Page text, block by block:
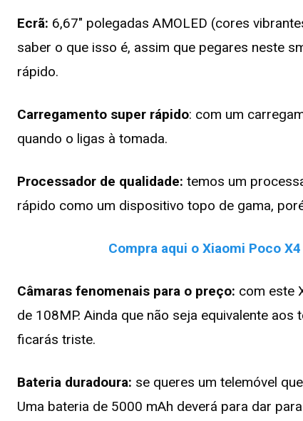
Ecrã: 6,67″ polegadas AMOLED (cores
saber o que isso é, assim que pegares neste
rápido.
Carregamento super rápido: com um
quando o ligas à tomada.
Processador de qualidade: temos um
rápido como um dispositivo topo de gama,
Compra aqui o Xiaomi Poco
Câmaras fenomenais para o preço: com este
de 108MP. Ainda que não seja equivalente
ficarás triste.
Bateria duradoura: se queres um telemóvel
Uma bateria de 5000 mAh deverá para dar